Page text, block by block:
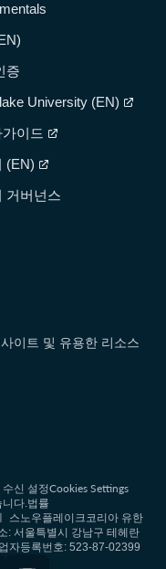
이트 및 유용한 리소스
증
University (EN)
이드
(EN)
거버넌스
수신 설정Cookies Settings
니다.법률
스노우플레이크코리아 유한
: 서울특별시 강남구 테헤란
자등록번호: 523-87-02399